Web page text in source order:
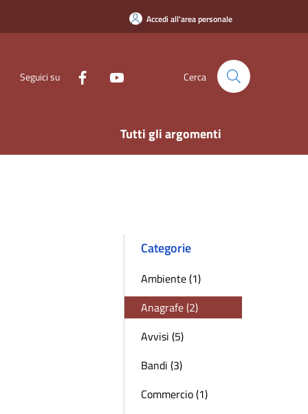
Accedi all'area personale
Seguici su Cerca
Tutti gli argomenti
Categorie
Ambiente (1)
Anagrafe (2)
Avvisi (5)
Bandi (3)
Commercio (1)